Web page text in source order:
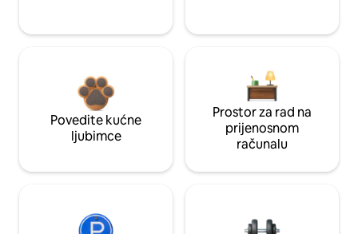
Povedite kućne
ljubimce
Prostor za rad na
prijenosnom
računalu